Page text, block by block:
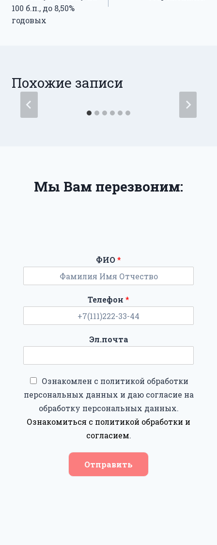
100 б.п., до 8,50%
годовых
Похожие записи
Мы Вам перезвоним:
ФИО*
Телефон *
Эл.почта
Ознакомлен с политикой обработки
персональных данных и даю согласие на
обработку персональных данных.
Ознакомиться с политикой обработки и
согласием.
Отправить